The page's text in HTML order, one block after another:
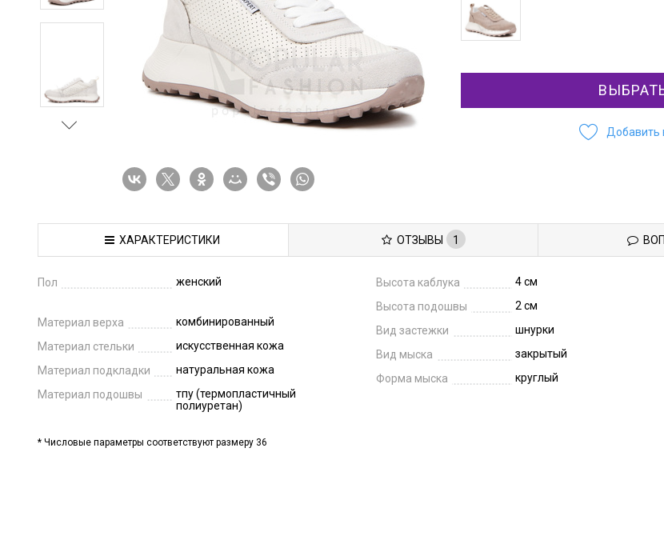
Добавить
ХАРАКТЕРИСТИКИ ОТЗЫВЫ 1
Пол женский
Материал верха
комбинированный
Материал стельки
искусственная кожа
Материал подкладки
натуральная кожа
Материал подошвы
тпу (термопластичный
полиуретан)
Высота каблука
4 см
Высота подошвы
2 см
Вид застежки
шнурки
Вид мыска
закрытый
Форма мыска
круглый
* Числовые параметры соответствуют размеру 36